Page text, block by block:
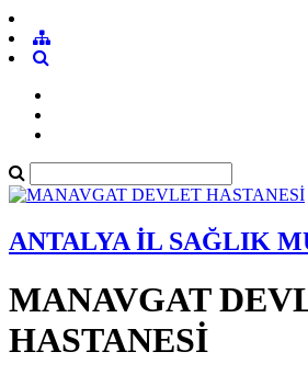
ANTALYA İL SAĞLIK
MANAVGAT
HASTANESİ